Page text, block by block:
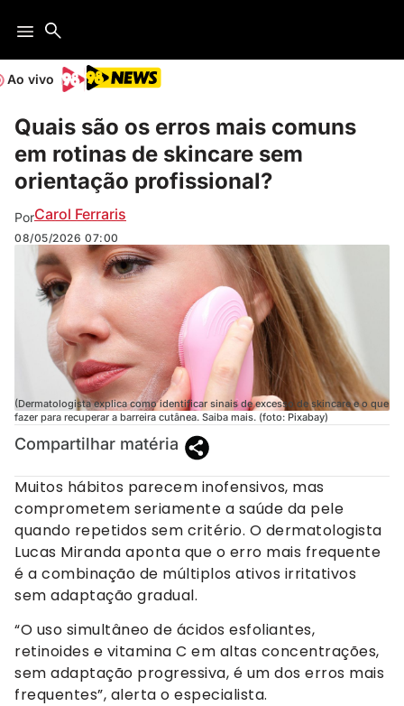
Ao vivo
Quais são os erros mais comuns
em rotinas de skincare sem
orientação profissional?
PorCarol Ferraris
08/05/2026 07:00
(Dermatologista explica como identificar sinais de excesso de skincare e o que
fazer para recuperar a barreira cutânea. Saiba mais. (foto: Pixabay)
Compartilhar matéria
Muitos hábitos parecem inofensivos, mas
comprometem seriamente a saúde da pele
quando repetidos sem critério. O dermatologista
Lucas Miranda aponta que o erro mais frequente
é a combinação de múltiplos ativos irritativos
sem adaptação gradual.
“O uso simultâneo de ácidos esfoliantes,
retinoides e vitamina C em altas concentrações,
sem adaptação progressiva, é um dos erros mais
frequentes”, alerta o especialista.